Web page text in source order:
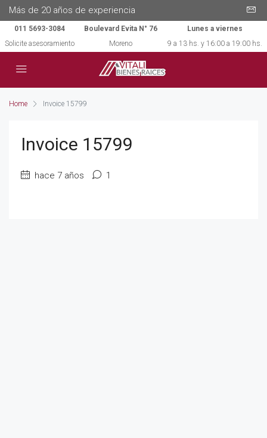
Más de 20 años de experiencia
011 5693-3084
Solicite asesoramiento
Boulevard Evita N° 76
Moreno
Lunes a viernes
9 a 13 hs. y 16:00 a 19:00 hs.
Home Invoice 15799
Invoice 15799
hace 7 años 1